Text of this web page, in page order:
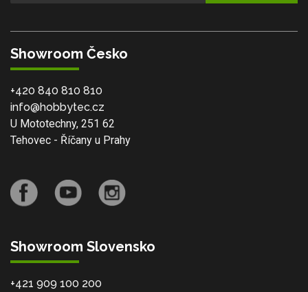
Showroom Česko
+420 840 810 810
info@hobbytec.cz
U Mototechny, 251 62
Tehovec - Říčany u Prahy
Showroom Slovensko
+421 909 100 200